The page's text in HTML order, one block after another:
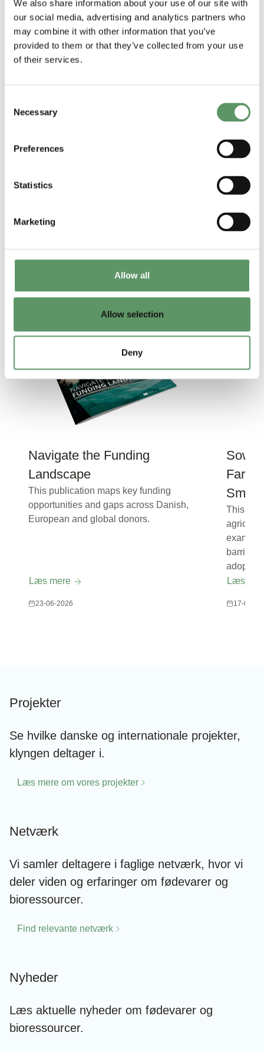
We also share information about your use of our site with
our social media, advertising and analytics partners who
may combine it with other information that you’ve
provided to them or that they’ve collected from your use
of their services.
Selection
Necessary
Preferences
Statistics
Marketing
Allow all
Allow selection
Deny
cm@foodbiocluster.dk
Flere rapporter og analyser
fra Food & Bio Cluster
Navigate the Funding
Landscape
This publication maps key funding
opportunities and gaps across Danish,
European and global donors.
Læs mere
23-06-2026
Smart
This
barriers
Læs
17-06-
Projekter
Se hvilke danske og internationale projekter,
klyngen deltager i.
Læs mere om vores projekter
Netværk
Vi samler deltagere i faglige netværk, hvor vi
deler viden og erfaringer om fødevarer og
bioressourcer.
Find relevante netværk
Nyheder
Læs aktuelle nyheder om fødevarer og
bioressourcer.